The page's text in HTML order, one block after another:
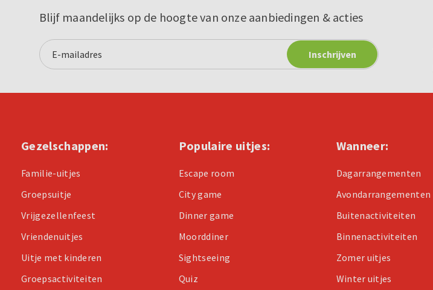
Blijf maandelijks op de hoogte van onze aanbiedingen & acties
Gezelschappen:
Familie-uitjes
Groepsuitje
Vrijgezellenfeest
Vriendenuitjes
Uitje met kinderen
Groepsactiviteiten
Populaire uitjes:
Escape room
City game
Dinner game
Moorddiner
Sightseeing
Quiz
Wanneer:
Dagarrangementen
Avondarrangementen
Buitenactiviteiten
Binnenactiviteiten
Zomer uitjes
Winter uitjes